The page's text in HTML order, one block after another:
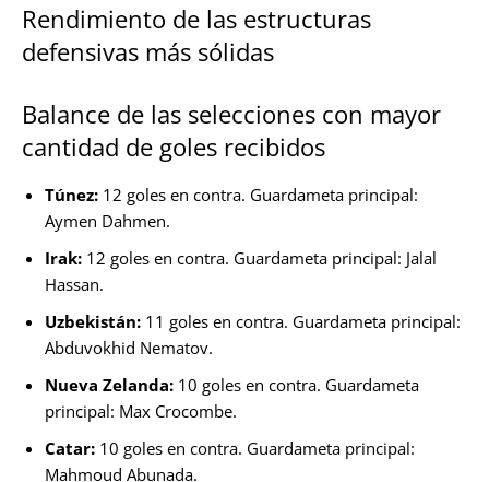
Rendimiento de las estructuras
defensivas más sólidas
Balance de las selecciones con mayor
cantidad de goles recibidos
Túnez: 12 goles en contra. Guardameta principal:
Aymen Dahmen.
Irak: 12 goles en contra. Guardameta principal: Jalal
Hassan.
Uzbekistán: 11 goles en contra. Guardameta principal:
Abduvokhid Nematov.
Nueva Zelanda: 10 goles en contra. Guardameta
principal: Max Crocombe.
Catar: 10 goles en contra. Guardameta principal:
Mahmoud Abunada.